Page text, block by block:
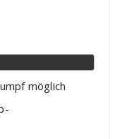
möglich